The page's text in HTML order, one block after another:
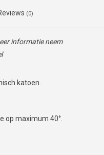
(0)
informatie neem
katoen.
op maximum 40°.